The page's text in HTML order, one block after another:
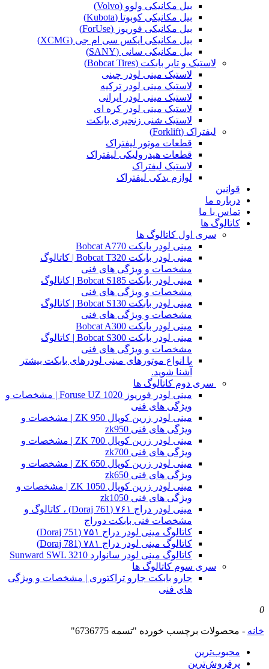
بیل مکانیکی ولوو (Volvo)
بیل مکانیکی کوبوتا (Kubota)
بیل مکانیکی فوریوز (ForUse)
بیل مکانیکی ایکس سی ام جی (XCMG)
بیل مکانیکی سانی (SANY)
لاستیک و تایر بابکت (Bobcat Tires)
لاستیک مینی لودر چینی
لاستیک مینی لودر ترکیه
لاستیک مینی لودر ایرانی
لاستیک مینی لودر کره ای
لاستیک شنی زنجیری بابکت
لیفتراک (Forklift)
قطعات موتور لیفتراک
قطعات هیدرولیکی لیفتراک
لاستیک لیفتراک
لوازم یدکی لیفتراک
قوانین
درباره ما
تماس با ما
کاتالوگ ها
سری اول کاتالوگ ها
مینی لودر بابکت Bobcat A770
مینی لودر بابکت Bobcat T320 | کاتالوگ
مشخصات و ویژگی های فنی
مینی لودر بابکت Bobcat S185 | کاتالوگ
مشخصات و ویژگی های فنی
مینی لودر بابکت Bobcat S130 | کاتالوگ
مشخصات و ویژگی های فنی
مینی لودر بابکت Bobcat A300
مینی لودر بابکت Bobcat S300 | کاتالوگ
مشخصات و ویژگی های فنی
با انواع موتورهای مینی لودرهای بابکت بیشتر
آشنا شوید.
سری دوم کاتالوگ ها
مینی لودر فوریوز Foruse UZ 1020 | مشخصات و
ویژگی های فنی
مینی لودر زرین کوپال ZK 950 | مشخصات و
ویژگی های فنی zk950
مینی لودر زرین کوپال ZK 700 | مشخصات و
ویژگی های فنی zk700
مینی لودر زرین کوپال ZK 650 | مشخصات و
ویژگی های فنی zk650
مینی لودر زرین کوپال ZK 1050 | مشخصات و
ویژگی های فنی zk1050
مینی لودر دراج ۷۶۱ (Doraj 761) ، کاتالوگ و
مشخصات فنی بابکت دوراج
کاتالوگ مینی لودر دراج ۷۵۱ (Doraj 751)
کاتالوگ مینی لودر دراج ۷۸۱ (Doraj 781)
کاتالوگ مینی لودر سانوارد Sunward SWL 3210
سری سوم کاتالوگ ها
جارو بابکت جارو تراکتوری | مشخصات و ویژگی
های فنی
0
خانه - محصولات برچسب خورده "تسمه 6736775"
محبوب‌ترین
پرفروش‌ترین